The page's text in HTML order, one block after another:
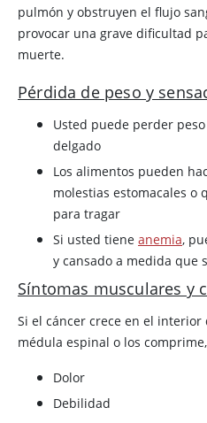
pulmón y obstruyen el flujo
provocar una grave dificultad
muerte.
Pérdida de peso y
Usted puede perder
delgado
Los alimentos pueden
molestias estomacales o
para tragar
Si usted tiene anemia,
y cansado a medida que
Síntomas musculares y
Si el cáncer crece en el interior
médula espinal o los
Dolor
Debilidad